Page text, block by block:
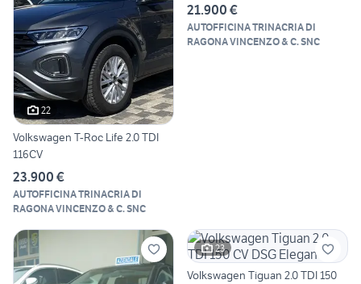
22
Volkswagen T-Roc Life 2.0 TDI
116CV
23.900 €
AUTOFFICINA TRINACRIA DI
RAGONA VINCENZO & C. SNC
21.900 €
AUTOFFICINA TRINACRIA DI
RAGONA VINCENZO & C. SNC
23
Volkswagen Tiguan 2.0 TDI 150